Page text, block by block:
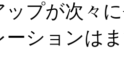
ップが次々
ーションは